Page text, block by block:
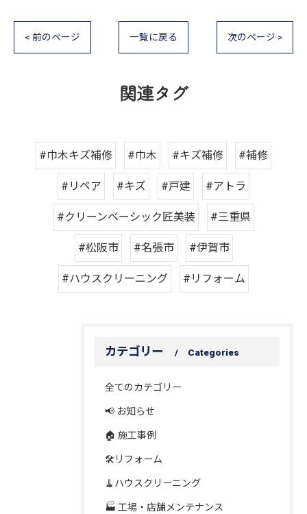
< 前のページ 一覧に戻る 次のページ >
関連タグ
#巾木キズ補修 #巾木 #キズ補修 #補修
#リペア #キズ #戸建 #アトラ
#クリーンベーシック匠美装 #三重県
#松阪市 #名張市 #伊賀市
#ハウスクリーニング #リフォーム
カテゴリー Categories
全てのカテゴリー
📢 お知らせ
🏠 施工事例
🛠️リフォーム
🧹ハウスクリーニング
🏭 工場・店舗メンテナンス